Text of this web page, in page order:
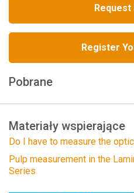
Register
Pobrane
Materiały wspierające
Do I have to measure the
Pulp measurement in the
Series